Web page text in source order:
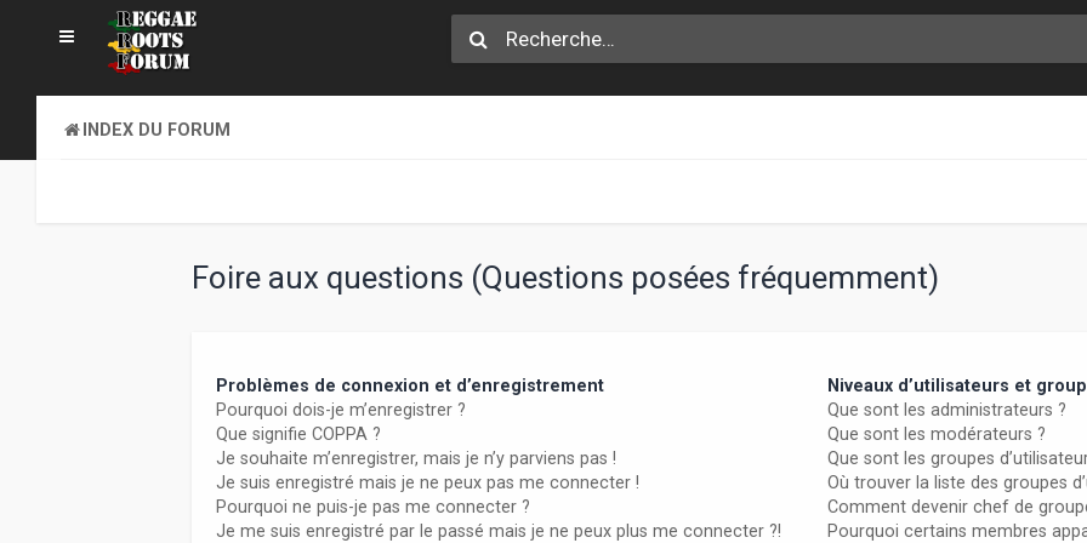
INDEX DU FORUM
Foire aux questions (Questions posées fréquemment)
Problèmes de connexion et d’enregistrement
Pourquoi dois-je m’enregistrer ?
Que signifie COPPA ?
Je souhaite m’enregistrer, mais je n’y parviens pas !
Je suis enregistré mais je ne peux pas me connecter !
Pourquoi ne puis-je pas me connecter ?
Je me suis enregistré par le passé mais je ne peux plus me connecter ?!
Niveaux d’utilisateurs et
Que sont les administrateurs ?
Que sont les modérateurs ?
Que sont les groupes
Où trouver la liste des groupes
Comment devenir chef de
Pourquoi certains membres